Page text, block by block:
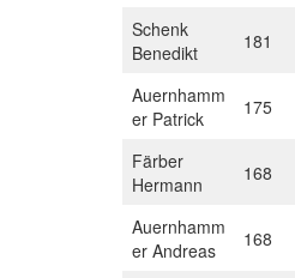
Schenk
Benedikt
181
Auernhamm
er Patrick
175
Färber
Hermann
168
Auernhamm
er Andreas
168